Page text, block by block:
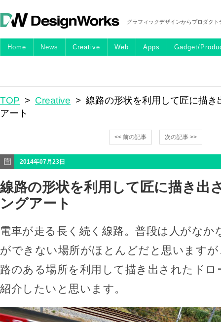
グラフィックデザインからプロダク
Home News Creative Web Apps Gadget/
TOP > Creative > 線路の形状を利用して匠に描き
アート
<< 前の記事 次の記事 >>
2014年07月23日
線路の形状を利用して匠に描き出
ングアート
電車が走る長く続く線路。普段は人がなか
ができない場所がほとんどだと思います
路のある場所を利用して描き出されたド
紹介したいと思います。